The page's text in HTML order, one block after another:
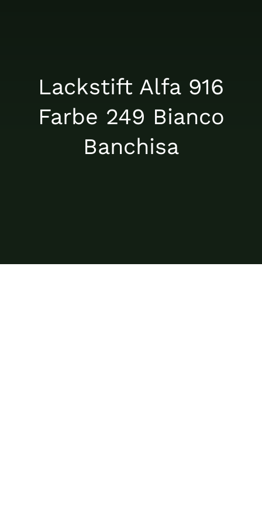
Kontakt
Lackstift Alfa 916
Farbe 249 Bianco
Banchisa